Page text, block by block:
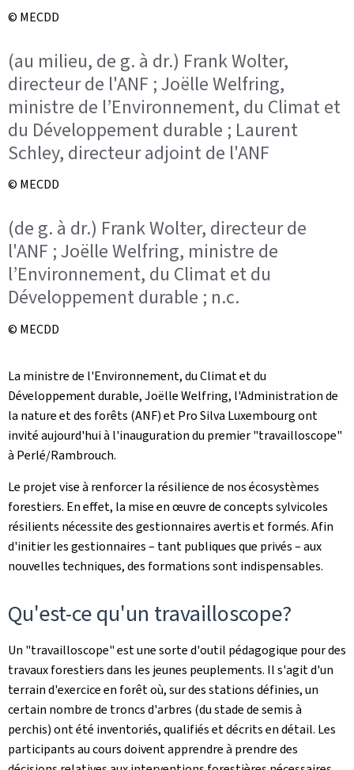
© MECDD
(au milieu, de g. à dr.) Frank Wolter,
directeur de l'ANF ; Joëlle Welfring,
ministre de l’Environnement, du Climat et
du Développement durable ; Laurent
Schley, directeur adjoint de l'ANF
© MECDD
(de g. à dr.) Frank Wolter, directeur de
l'ANF ; Joëlle Welfring, ministre de
l’Environnement, du Climat et du
Développement durable ; n.c.
© MECDD
La ministre de l'Environnement, du Climat et du
Développement durable, Joëlle Welfring, l'Administration de
la nature et des forêts (ANF) et Pro Silva Luxembourg ont
invité aujourd'hui à l'inauguration du premier "travailloscope"
à Perlé/Rambrouch.
Le projet vise à renforcer la résilience de nos écosystèmes
forestiers. En effet, la mise en œuvre de concepts sylvicoles
résilients nécessite des gestionnaires avertis et formés. Afin
d'initier les gestionnaires – tant publiques que privés – aux
nouvelles techniques, des formations sont indispensables.
Qu'est-ce qu'un travailloscope?
Un "travailloscope" est une sorte d'outil pédagogique pour des
travaux forestiers dans les jeunes peuplements. Il s'agit d'un
terrain d'exercice en forêt où, sur des stations définies, un
certain nombre de troncs d'arbres (du stade de semis à
perchis) ont été inventoriés, qualifiés et décrits en détail. Les
participants au cours doivent apprendre à prendre des